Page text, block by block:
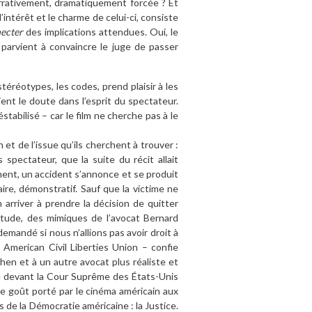
dramatiquement forcée ? Et
et le charme de celui-ci, consiste
des implications attendues. Oui, le
à convaincre le juge de passer
les codes, prend plaisir à les
le doute dans l’esprit du spectateur.
– car le film ne cherche pas à le
et de l’issue qu’ils cherchent à trouver :
spectateur, que la suite du récit allait
un accident s’annonce et se produit
démonstratif. Sauf que la victime ne
arriver à prendre la décision de quitter
des mimiques de l’avocat Bernard
si nous n’allions pas avoir droit à
Civil Liberties Union – confie
et à un autre avocat plus réaliste et
la Cour Suprême des États-Unis
goût porté par le cinéma américain aux
la Démocratie américaine : la Justice.